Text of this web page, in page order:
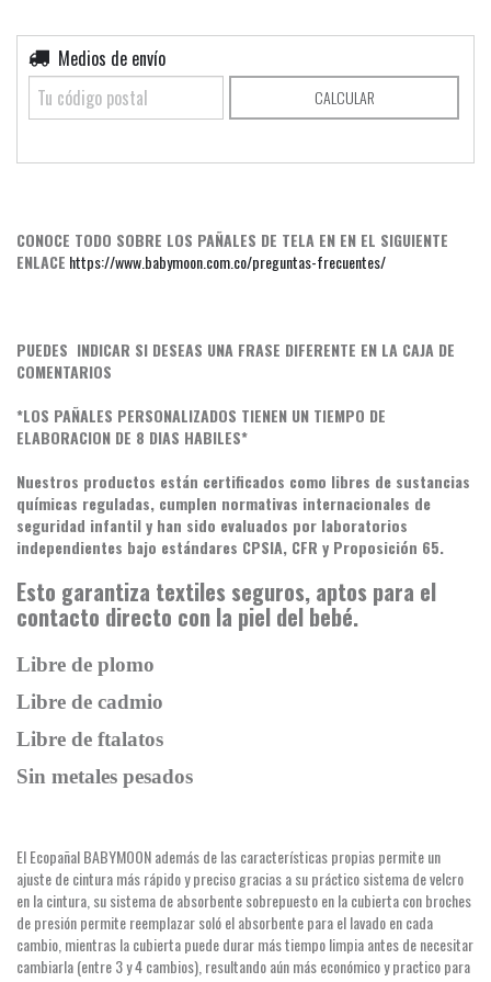
Entregas para el CP:
Medios de envío
CALCULAR
CONOCE TODO SOBRE LOS PAÑALES DE TELA EN EN EL SIGUIENTE
ENLACE https://www.babymoon.com.co/preguntas-frecuentes/
PUEDES INDICAR SI DESEAS UNA FRASE DIFERENTE EN LA CAJA DE
COMENTARIOS
*LOS PAÑALES PERSONALIZADOS TIENEN UN TIEMPO DE
ELABORACION DE 8 DIAS HABILES*
Nuestros productos están certificados como libres de sustancias
químicas reguladas, cumplen normativas internacionales de
seguridad infantil y han sido evaluados por laboratorios
independientes bajo estándares CPSIA, CFR y Proposición 65.
Esto garantiza textiles seguros, aptos para el
contacto directo con la piel del bebé.
Libre de plomo
Libre de cadmio
Libre de ftalatos
Sin metales pesados
El Ecopañal BABYMOON además de las características propias permite un
ajuste de cintura más rápido y preciso gracias a su práctico sistema de velcro
en la cintura, su sistema de absorbente sobrepuesto en la cubierta con broches
de presión permite reemplazar soló el absorbente para el lavado en cada
cambio, mientras la cubierta puede durar más tiempo limpia antes de necesitar
cambiarla (entre 3 y 4 cambios), resultando aún más económico y practico para